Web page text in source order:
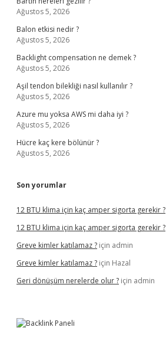
Ağustos 5, 2026
Balon etkisi nedir ?
Ağustos 5, 2026
Backlight compensation ne demek ?
Ağustos 5, 2026
Aşil tendon bilekliği nasıl kullanılır ?
Ağustos 5, 2026
Azure mu yoksa AWS mi daha iyi ?
Ağustos 5, 2026
Hücre kaç kere bölünür ?
Ağustos 5, 2026
Son yorumlar
12 BTU klima için kaç amper sigorta gerekir ?
12 BTU klima için kaç amper sigorta gerekir ?
Greve kimler katılamaz ? için admin
Greve kimler katılamaz ? için Hazal
Geri dönüşüm nerelerde olur ? için admin